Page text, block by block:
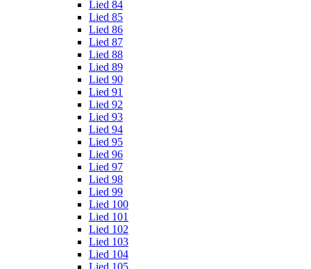
Lied 84
Lied 85
Lied 86
Lied 87
Lied 88
Lied 89
Lied 90
Lied 91
Lied 92
Lied 93
Lied 94
Lied 95
Lied 96
Lied 97
Lied 98
Lied 99
Lied 100
Lied 101
Lied 102
Lied 103
Lied 104
Lied 105